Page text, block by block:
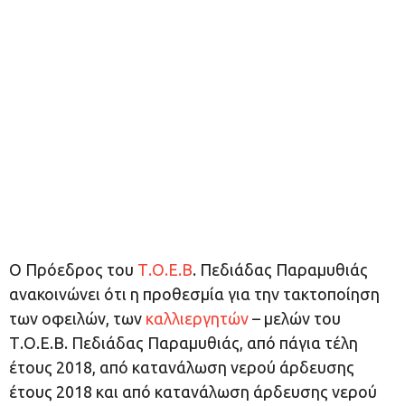
Ο Πρόεδρος του Τ.Ο.Ε.Β. Πεδιάδας Παραμυθιάς
ανακοινώνει ότι η προθεσμία για την τακτοποίηση
των οφειλών, των καλλιεργητών – μελών του
Τ.Ο.Ε.Β. Πεδιάδας Παραμυθιάς, από πάγια τέλη
έτους 2018, από κατανάλωση νερού άρδευσης
έτους 2018 και από κατανάλωση άρδευσης νερού